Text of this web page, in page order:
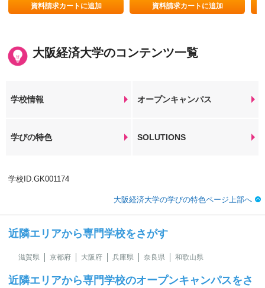
資料請求カートに追加 資料請求カートに追加
大阪経済大学のコンテンツ一覧
学校情報 オープンキャンパス
学びの特色 SOLUTIONS
学校ID.GK001174
大阪経済大学の学びの特色ページ上部へ
近隣エリアから専門学校をさがす
滋賀県 京都府 大阪府 兵庫県 奈良県 和歌山県
近隣エリアから専門学校のオープンキャンパスをさ